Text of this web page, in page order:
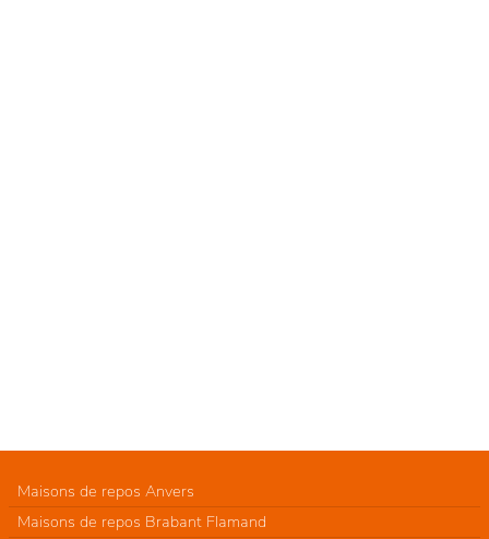
Maisons de repos Anvers
Maisons de repos Brabant Flamand